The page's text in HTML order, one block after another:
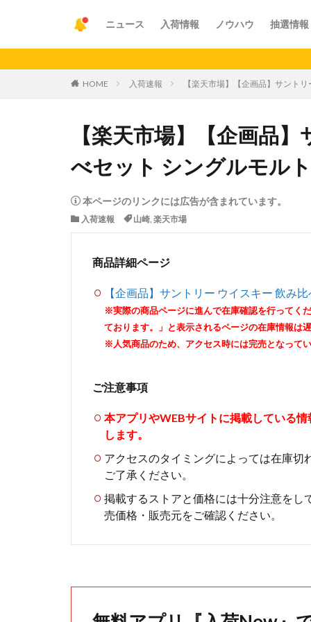
ニュース 入荷情報 ノウハウ 抽選情報
HOME 入荷速報 【楽天市場】【企画品】サント
【楽天市場】【企画品
べセット シングルモル
本ページのリンクには広告が含まれています。
入荷速報 山崎, 楽天市場
商品詳細ページ
【企画品】サントリー ウイスキー 飲み
※実際の商品ページに進んで在庫確認を行ってく
ております。」と表示されるページの在庫情報は
※人気商品のため、アクセス時には完売となって
ご注意事項
本アプリやWEBサイトに掲載している
します。
アクセスのタイミングによっては在庫
ご了承ください。
掲載するストアと価格には十分注意をし
売価格・販売元をご確認ください。